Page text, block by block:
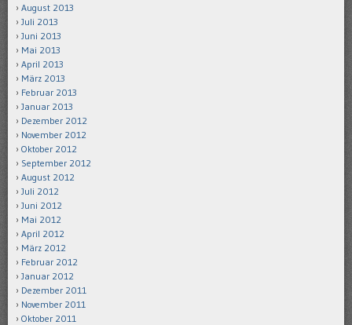
August 2013
Juli 2013
Juni 2013
Mai 2013
April 2013
März 2013
Februar 2013
Januar 2013
Dezember 2012
November 2012
Oktober 2012
September 2012
August 2012
Juli 2012
Juni 2012
Mai 2012
April 2012
März 2012
Februar 2012
Januar 2012
Dezember 2011
November 2011
Oktober 2011